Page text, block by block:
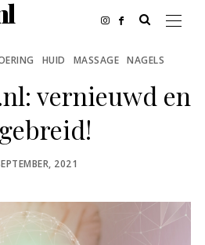
HUID MASSAGE NAGELS
vernieuwd en
2021